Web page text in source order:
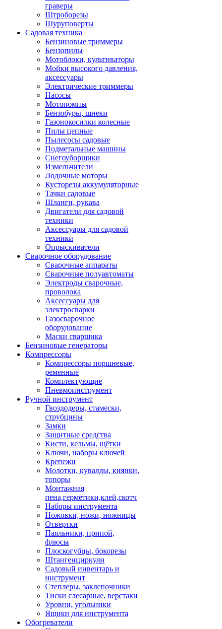
граверы
Штроборезы
Шуруповерты
Садовая техника
Бензиновые триммеры
Бензопилы
Мотоблоки, культиваторы
Мойки высокого давления,
аксессуары
Электрические триммеры
Насосы
Мотопомпы
Бензобуры, шнеки
Газонокосилки колесные
Пилы цепные
Пылесосы садовые
Подметальные машины
Снегоуборщики
Измельчители
Лодочные моторы
Кусторезы аккумуляторные
Тачки садовые
Шланги, рукава
Двигатели для садовой
техники
Аксессуары для садовой
техники
Опрыскиватели
Сварочное оборудование
Сварочные аппараты
Сварочные полуавтоматы
Электроды сварочные,
проволока
Аксессуары для
электросварки
Газосварочное
оборудование
Маски сварщика
Бензиновые генераторы
Компрессоры
Компрессоры поршневые,
ременные
Комплектующие
Пневмоинструмент
Ручной инструмент
Гвоздодеры, стамески,
струбцины
Замки
Защитные средства
Кисти, кельмы, щётки
Ключи, наборы ключей
Крепежи
Молотки, кувалды, киянки,
топоры
Монтажная
пена,герметики,клей,скотч
Наборы инструмента
Ножовки, ножи, ножницы
Отвертки
Паяльники, припой,
флюсы
Плоскогубцы, бокорезы
Штангенциркули
Садовый инвентарь и
инструмент
Степлеры, заклепочники
Тиски слесарные, верстаки
Уровни, угольники
Ящики для инструмента
Обогреватели